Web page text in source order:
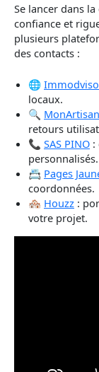
Se lancer dans
confiance et
plusieurs
des contacts :
🌐
locaux.
🔍 MonArtisan
retours
📞 SAS PINO :
personnalisés.
📇 Pages
coordonnées.
🏘 Houzz :
votre projet.